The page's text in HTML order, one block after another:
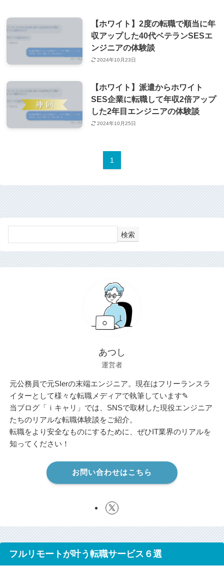
【ホワイト】2度の転職で順当に年
収アップした40代ベテランSESエ
ンジニアの体験談
2024年10月23日
【ホワイト】派遣からホワイト
SES企業に転職して年収2倍アップ
した2年目エンジニアの体験談
2024年10月25日
1
検索
あつし
運営者
元公務員で元SIerの末端エンジニア。現在はフリーランスラ
イターとして様々な転職メディアで執筆しています✎
当ブログ「ｉキャリ」では、SNSで取材した現役エンジニア
たちのリアルな転職体験談をご紹介。
転職をより安全なものにするために、ぜひIT業界のリアルを
知ってください！
お問い合わせはこちら
フルリモートが叶う転職サービス６選